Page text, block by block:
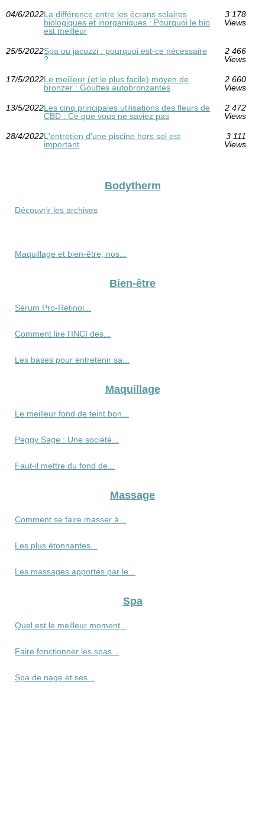
04/6/2022La différence entre les écrans solaires
biologiques et inorganiques : Pourquoi le bio
est meilleur
3 178
Views
25/5/2022Spa ou jacuzzi : pourquoi est-ce nécessaire
?
2 466
Views
17/5/2022Le meilleur (et le plus facile) moyen de
bronzer : Gouttes autobronzantes
2 660
Views
13/5/2022Les cinq principales utilisations des fleurs de
CBD : Ce que vous ne saviez pas
2 472
Views
28/4/2022L'entretien d'une piscine hors sol est
important
3 111
Views
Bodytherm
Découvrir les archives
Maquillage et bien-être, nos...
Bien-être
Sérum Pro‑Rétinol...
Comment lire l’INCI des...
Les bases pour entretenir sa...
Maquillage
Le meilleur fond de teint bon...
Peggy Sage : Une société...
Faut-il mettre du fond de...
Massage
Comment se faire masser à...
Les plus étonnantes...
Les massages apportés par le...
Spa
Quel est le meilleur moment...
Faire fonctionner les spas...
Spa de nage et ses...